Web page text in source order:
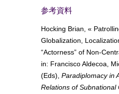
参考資料
Hocking Brian, «
Globalization,
“Actorness” of Non-
in: Francisco Aldecoa,
(Eds), Paradiplomacy in
Relations of Subnational